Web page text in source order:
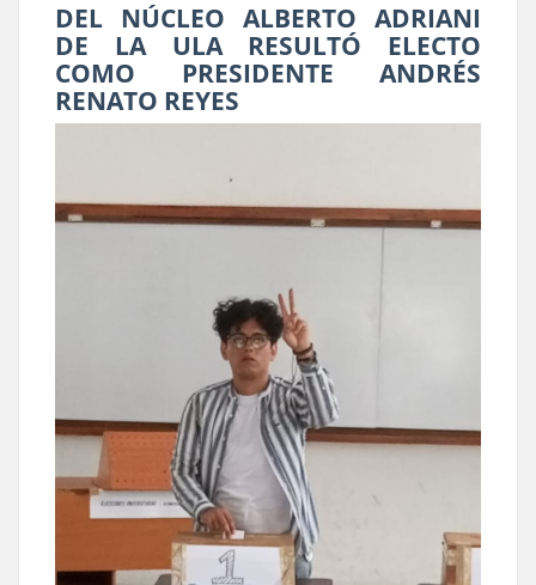
DEL NÚCLEO ALBERTO ADRIANI
DE LA ULA RESULTÓ ELECTO
COMO PRESIDENTE ANDRÉS
RENATO REYES